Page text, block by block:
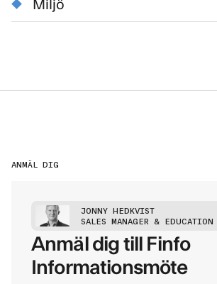
ANMÄL DIG
JONNY HEDKVIST
SALES MANAGER & EDUCATION
Anmäl dig till Finfo
Informationsmöte